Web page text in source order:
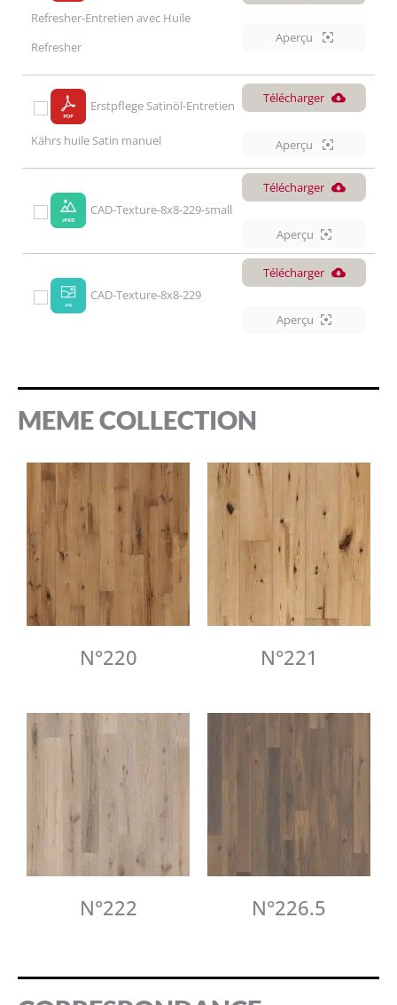
Refresher-Entretien avec Huile
Refresher
Aperçu
Erstpflege Satinöl-Entretien
Kährs huile Satin manuel
Télécharger
Aperçu
CAD-Texture-8x8-229-small
Télécharger
Aperçu
CAD-Texture-8x8-229
Télécharger
Aperçu
MEME COLLECTION
N°220 N°221
N°222 N°226.5